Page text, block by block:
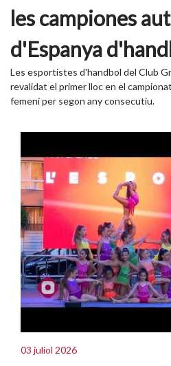
les campiones
d'Espanya
Les esportistes d'handbol del Club
revalidat el primer lloc en el
femení per segon any consecutiu.
03 juliol 2026